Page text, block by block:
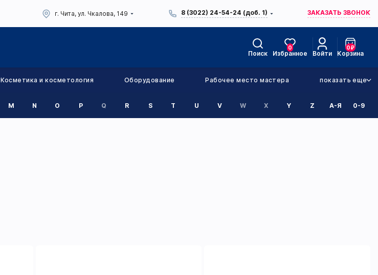
г. Чита, ул. Чкалова, 149 8 (3022) 24-54-24 (доб. 1) ЗАКАЗАТЬ ЗВОНОК
Поиск Избранное
0
Войти Корзина
0₽
Косметика и косметология Оборудование Рабочее место мастера показать еще
M N O P Q R S T U V W X Y Z А-Я 0-9